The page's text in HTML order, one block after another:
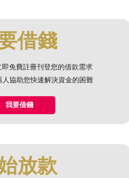
借錢
免費註冊刊登您的借款需求
協助您快速解決資金的困難
我要借錢
放款